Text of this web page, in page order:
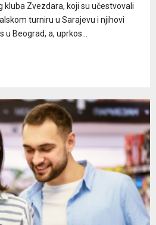
kluba Zvezdara, koji su učestvovali
turniru u Sarajevu i njihovi
Beograd, a, uprkos...